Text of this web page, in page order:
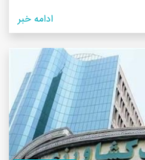
ادامه خبر